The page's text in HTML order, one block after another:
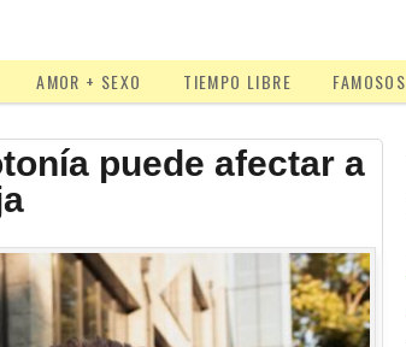
AMOR + SEXO TIEMPO LIBRE FAMOSOS
puede afectar a